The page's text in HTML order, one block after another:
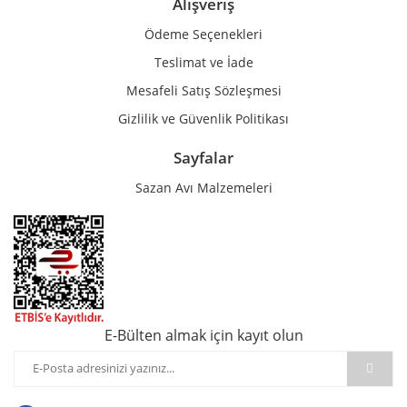
Ödeme Seçenekleri
Teslimat ve İade
Mesafeli Satış Sözleşmesi
Gizlilik ve Güvenlik Politikası
Sayfalar
Sazan Avı Malzemeleri
E-Bülten almak için kayıt olun